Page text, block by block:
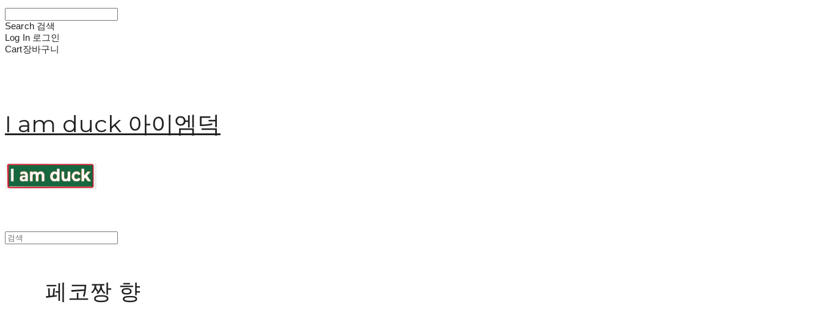
Search 검색
Log In 로그인
Cart장바구니
I am duck 아이엠덕
페코짱 향